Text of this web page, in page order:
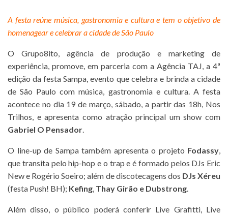
A festa reúne música, gastronomia e cultura e tem o objetivo de
homenagear e celebrar a cidade de São Paulo
O Grupo8ito, agência de produção e marketing de
experiência, promove, em parceria com a Agência TAJ, a 4ª
edição da festa Sampa, evento que celebra e brinda a cidade
de São Paulo com música, gastronomia e cultura. A festa
acontece no dia 19 de março, sábado, a partir das 18h, Nos
Trilhos, e apresenta como atração principal um show com
Gabriel O Pensador.
O line-up de Sampa também apresenta o projeto Fodassy,
que transita pelo hip-hop e o trap e é formado pelos DJs Eric
New e Rogério Soeiro; além de discotecagens dos DJs Xéreu
(festa Push! BH); Kefing, Thay Girão e Dubstrong.
Além disso, o público poderá conferir Live Grafitti, Live